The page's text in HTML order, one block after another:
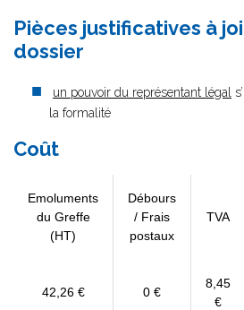
Pièces justificatives à
dossier
un pouvoir du représentant légal
la formalité
Coût
Emoluments
du Greffe
(HT)
Débours
/ Frais
postaux
TVA
42,26 € 0 €
8,45
€